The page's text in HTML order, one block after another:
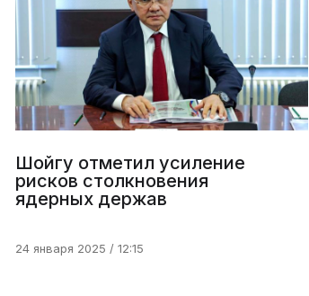
Шойгу отметил усиление
рисков столкновения
ядерных держав
24 января 2025 / 12:15